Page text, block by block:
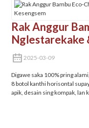
Rak Anggur
Nglestarekake
2025-03-09
Digawe saka 100% pring
8 botol kanthi horisontal
apik, desain sing kompak, lan